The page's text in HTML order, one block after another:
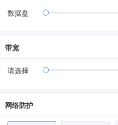
数据盘
带宽
请选择
网络防护